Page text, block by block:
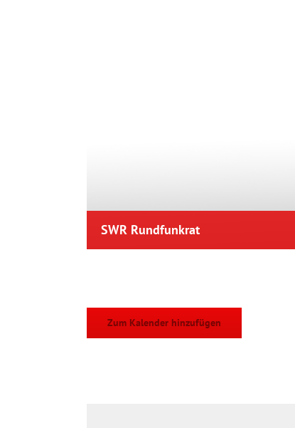
SWR Rundfunkrat
Zum Kalender hinzufügen